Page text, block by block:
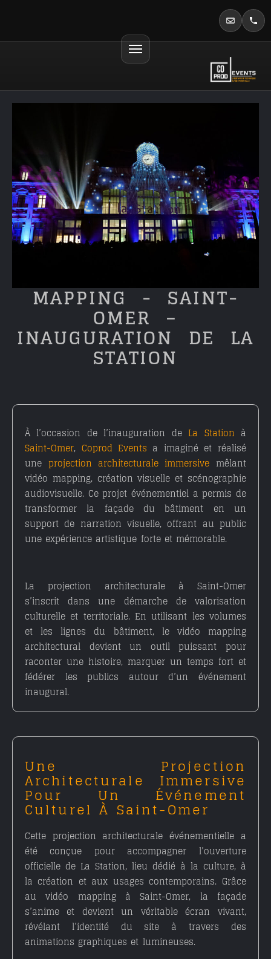
MAPPING - SAINT-
OMER –
INAUGURATION DE LA
STATION
À l’occasion de l’inauguration de La Station à
Saint-Omer, Coprod Events a imaginé et réalisé
une projection architecturale immersive mêlant
vidéo mapping, création visuelle et scénographie
audiovisuelle. Ce projet événementiel a permis de
transformer la façade du bâtiment en un
support de narration visuelle, offrant au public
une expérience artistique forte et mémorable.
La projection architecturale à Saint-Omer
s’inscrit dans une démarche de valorisation
culturelle et territoriale. En utilisant les volumes
et les lignes du bâtiment, le vidéo mapping
architectural devient un outil puissant pour
raconter une histoire, marquer un temps fort et
fédérer les publics autour d’un événement
inaugural.
Une Projection
Architecturale Immersive
Pour Un Événement
Culturel À Saint-Omer
Cette projection architecturale événementielle a
été conçue pour accompagner l’ouverture
officielle de La Station, lieu dédié à la culture, à
la création et aux usages contemporains. Grâce
auvidéo mapping à Saint-Omer, la façade
s’anime et devient un véritable écran vivant,
révélant l’identité du site à travers des
animations graphiques et lumineuses.